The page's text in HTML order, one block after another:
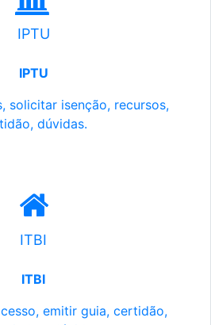
IPTU
IPTU
solicitar isenção, recursos,
dúvidas.
ITBI
ITBI
emitir guia, certidão,